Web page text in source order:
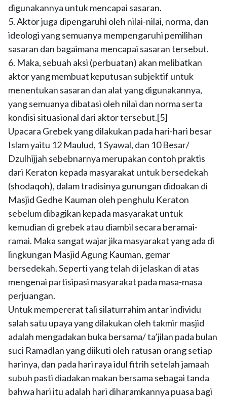
digunakannya untuk mencapai sasaran.
5. Aktor juga dipengaruhi oleh nilai-nilai, norma, dan
ideologi yang semuanya mempengaruhi pemilihan
sasaran dan bagaimana mencapai sasaran tersebut.
6. Maka, sebuah aksi (perbuatan) akan melibatkan
aktor yang membuat keputusan subjektif untuk
menentukan sasaran dan alat yang digunakannya,
yang semuanya dibatasi oleh nilai dan norma serta
kondisi situasional dari aktor tersebut.[5]
Upacara Grebek yang dilakukan pada hari-hari besar
Islam yaitu 12 Maulud, 1 Syawal, dan 10 Besar/
Dzulhijjah sebebnarnya merupakan contoh praktis
dari Keraton kepada masyarakat untuk bersedekah
(shodaqoh), dalam tradisinya gunungan didoakan di
Masjid Gedhe Kauman oleh penghulu Keraton
sebelum dibagikan kepada masyarakat untuk
kemudian di grebek atau diambil secara beramai-
ramai. Maka sangat wajar jika masyarakat yang ada di
lingkungan Masjid Agung Kauman, gemar
bersedekah. Seperti yang telah di jelaskan di atas
mengenai partisipasi masyarakat pada masa-masa
perjuangan.
Untuk mempererat tali silaturrahim antar individu
salah satu upaya yang dilakukan oleh takmir masjid
adalah mengadakan buka bersama/ ta’jilan pada bulan
suci Ramadlan yang diikuti oleh ratusan orang setiap
harinya, dan pada hari raya idul fitrih setelah jamaah
subuh pasti diadakan makan bersama sebagai tanda
bahwa hari itu adalah hari diharamkannya puasa bagi